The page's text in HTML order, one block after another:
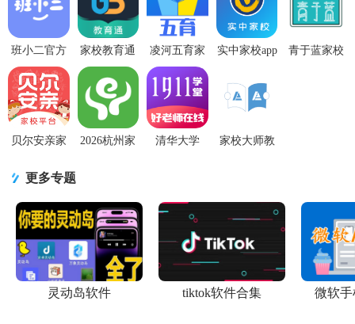
片、视频等多媒体沟通形式，并具备隐私保护、多端适配和数据分
析能力，既提升家校协作效率，又促进教育透明化。部分平台..
班小二官方
版appv1.0.7
安卓版
家校教育通
app最新版
1.3.07 安卓
版
凌河五育家
校app官方版
v2.0.8 手机
最新版
实中家校app
1.0.13最新
版
青于蓝家校
贝尔安亲家
区端3.5.0最
2026杭州家
清华大学
版
家校大师教
更多专题
灵动岛软件 tiktok软件合集 微软手